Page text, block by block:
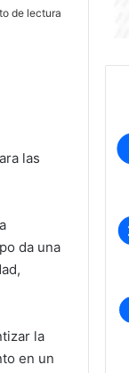
de lectura
las
da una
la
en un